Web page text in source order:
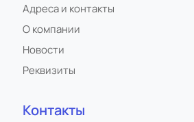
Адреса и контакты
О компании
Новости
Реквизиты
Контакты